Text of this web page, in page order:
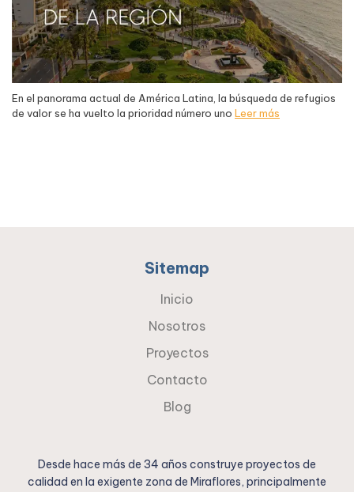
En el panorama actual de América Latina, la búsqueda de refugios
de valor se ha vuelto la prioridad número uno Leer más
Sitemap
Inicio
Nosotros
Proyectos
Contacto
Blog
Desde hace más de 34 años construye proyectos de
calidad en la exigente zona de Miraflores, principalmente